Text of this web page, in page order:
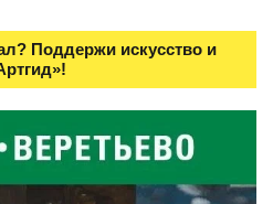
Поддержи искусство и